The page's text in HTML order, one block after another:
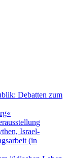
Debatten zum
Israel-
(in